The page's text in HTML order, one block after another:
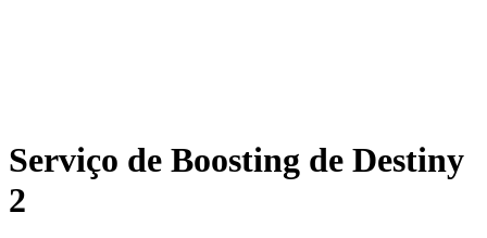
Serviço de Boosting de Destiny
2